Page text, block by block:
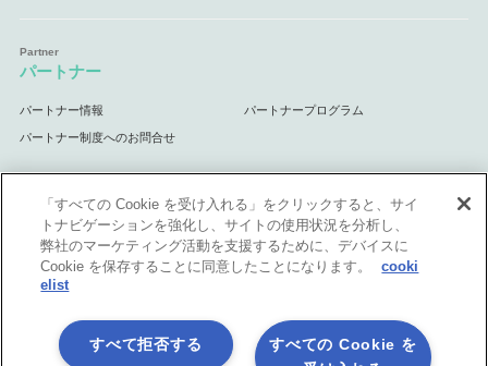
パートナー
パートナー情報 パートナープログラム
パートナー制度へのお問合せ
サポート
サポート情報
「すべての Cookie を受け入れる」をクリックすると、サイ
トナビゲーションを強化し、サイトの使用状況を分析し、
弊社のマーケティング活動を支援するために、デバイスに
Cookie を保存することに同意したことになります。
cooki
elist
すべての Cookie を
すべて拒否する